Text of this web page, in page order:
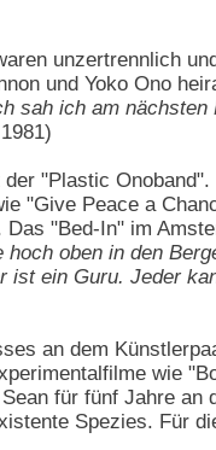
unzertrennlich
und Yoko Ono
sah ich am
"Plastic
"Give Peace a
"Bed-In" im
oben in den
ein Guru. Jeder
an dem
wie
für fünf Jahre
Spezies. Für